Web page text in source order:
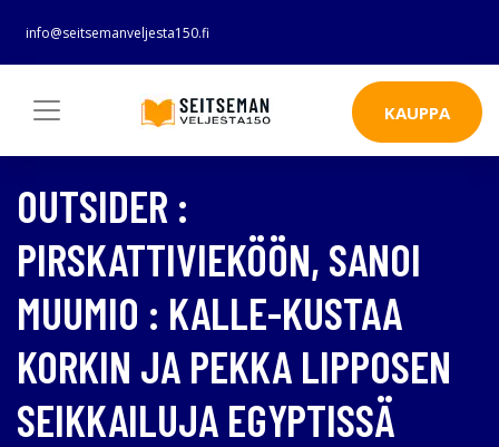
info@seitsemanveljesta150.fi
KAUPPA
OUTSIDER :
PIRSKATTIVIEKÖÖN, SANOI
MUUMIO : KALLE-KUSTAA
KORKIN JA PEKKA LIPPOSEN
SEIKKAILUJA EGYPTISSÄ